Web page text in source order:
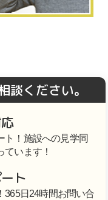
談ください。
ト！施設への見学同
います！
ト
365日24時間お問い合